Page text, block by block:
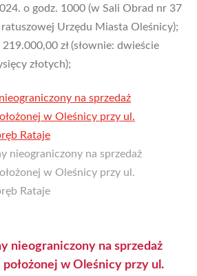
o godz. 1000 (w Sali Obrad nr 37
Urzędu Miasta Oleśnicy);
zł (słownie: dwieście
złotych);
na sprzedaż
w Oleśnicy przy ul.
Rataje
nieograniczony na sprzedaż
w Oleśnicy przy ul.